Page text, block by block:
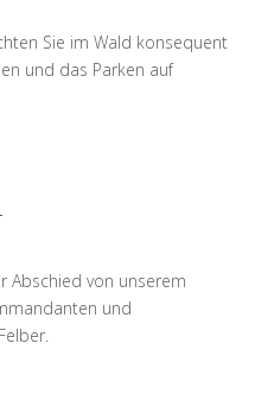
Sie im Wald konsequent
und das Parken auf
Abschied von unserem
und